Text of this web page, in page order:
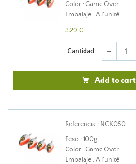
Color : Game Over
Embalaje : A l'unité
3,29 €
Cantidad remove
Add to cart
Referencia : NCK050
Peso : 100g
Color : Game Over
Embalaje : A l'unité